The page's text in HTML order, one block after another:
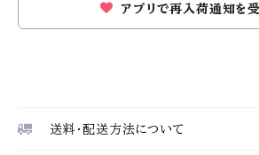
アプリで再入荷通知を
送料・配送方法について